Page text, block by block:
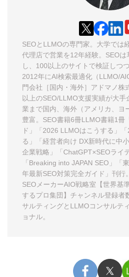
SEOとLLMOの専門家。大学では
代理店で営業を12年経験。SEO
し、100以上のサイトで検証しつ
2012年にAI検索最適化（LLMO/
門会社［国内・海外］アドマノ株
以上のSEO/LLMO支援実績が大手
業まで国内、海外（アメリカ、ヨ
豊富。SEO書籍6冊LLMO書籍1冊
ド」
「2026 LLMOはこうする」
る」
「経営者向け DX新時代に中
企業戦略」
「ChatGPT×SEOライ
「Breaking into JAPAN SEO」
「
年最新SEO対策完全ガイド」 刊行
SEOメーカーAIO戦略室【世界基
するプロ集団】 チャンネル登録者
サルティングと LLMOコンサルテ
ョナル。